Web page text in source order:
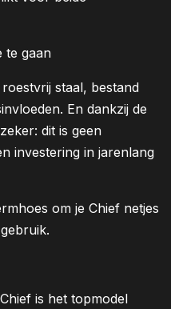
te gaan
staal, bestand
En dankzij de
dit is geen
investering in jarenlang
om je Chief netjes
is het topmodel